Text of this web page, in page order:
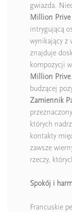
gwiazda.
Million Prive
intrygującą
wynikający z
znajduje
kompozycji
Million Prive
budzącej
Zamiennik
których
kontakty
zawsze
rzeczy,
Spokój i
Francuskie